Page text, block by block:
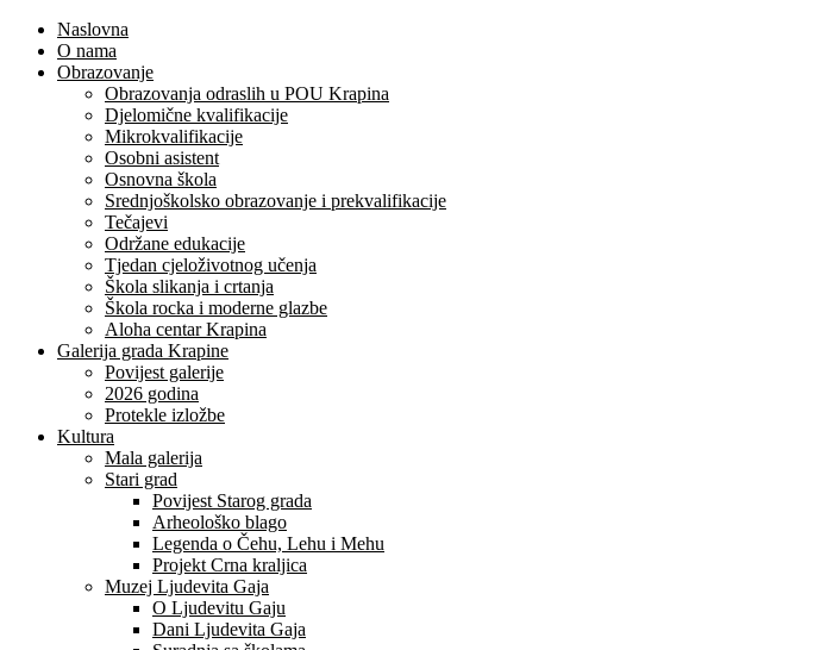
Naslovna
O nama
Obrazovanje
Obrazovanja odraslih u POU Krapina
Djelomične kvalifikacije
Mikrokvalifikacije
Osobni asistent
Osnovna škola
Srednjoškolsko obrazovanje i prekvalifikacije
Tečajevi
Održane edukacije
Tjedan cjeloživotnog učenja
Škola slikanja i crtanja
Škola rocka i moderne glazbe
Aloha centar Krapina
Galerija grada Krapine
Povijest galerije
2026 godina
Protekle izložbe
Kultura
Mala galerija
Stari grad
Povijest Starog grada
Arheološko blago
Legenda o Čehu, Lehu i Mehu
Projekt Crna kraljica
Muzej Ljudevita Gaja
O Ljudevitu Gaju
Dani Ljudevita Gaja